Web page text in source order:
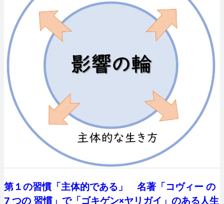
第１の習慣「主体的である」 名著「コヴィー の
7 つの 習慣」で「ゴキゲン×ヤリガイ」のある人生